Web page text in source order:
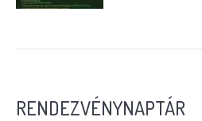
RENDEZVÉNYNAPTÁR